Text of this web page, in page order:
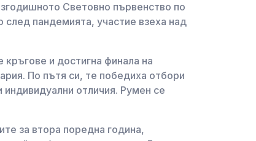
Световно първенство по
пандемията, участие взеха над
и достигна финала на
По пътя си, те победиха отбори
отличия. Румен се
за втора поредна година,